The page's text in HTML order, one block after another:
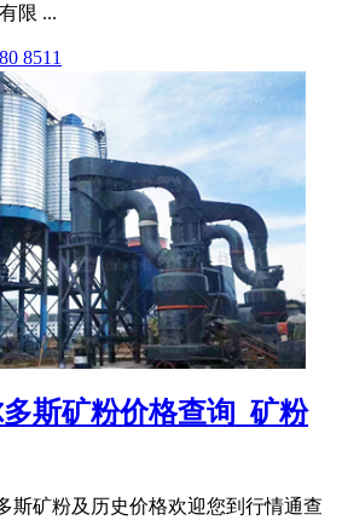
限 ...
8511
斯矿粉价格查询_矿粉
斯矿粉及历史价格欢迎您到行情通查